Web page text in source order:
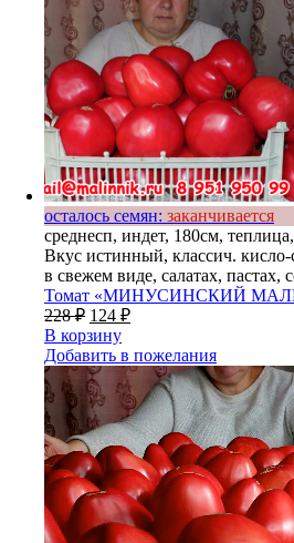
осталось семян: заканчивается
среднесп, индет, 180см,
Вкус истинный, классич.
в свежем виде, салатах, пастах,
Томат «МИНУСИНСКИЙ
228₽ 124 ₽
В корзину
Добавить в пожелания